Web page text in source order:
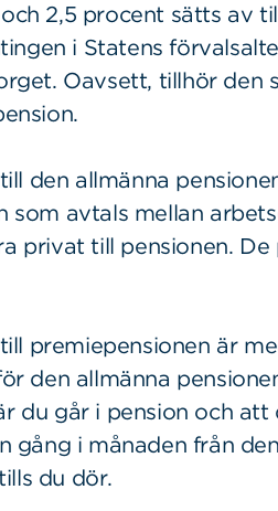
2,5 procent sätts av
i Statens
Oavsett, tillhör den
den allmänna
som avtals mellan
privat till pensionen.
premiepensionen är
den allmänna
du går i pension och att
gång i månaden från
du dör.